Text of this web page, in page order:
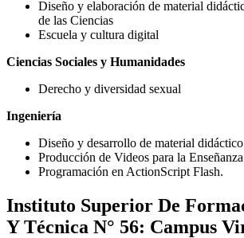
Diseño y elaboración de material
de las Ciencias
Escuela y cultura digital
Ciencias Sociales y Humanidades
Derecho y diversidad sexual
Ingeniería
Diseño y desarrollo de material
Producción de Videos para la
Programación en ActionScript Flash.
Instituto Superior De
Y Técnica N° 56: Campus